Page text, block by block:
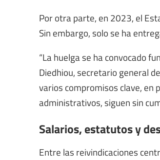
Por otra parte, en 2023, el
Sin embargo, solo se ha
“La huelga se ha convocado
Diedhiou, secretario general
varios compromisos clave, en
administrativos, siguen sin
Salarios, estatutos y
Entre las reivindicaciones